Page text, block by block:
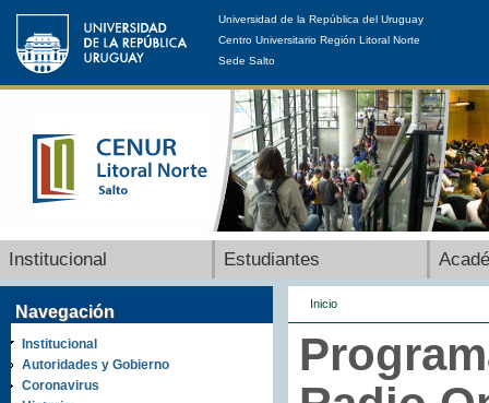
Universidad de la República del Uruguay
Centro Universitario Región Litoral Norte
Sede Salto
Institucional Estudiantes
Navegación
Institucional
Autoridades y Gobierno
Coronavirus
Inicio